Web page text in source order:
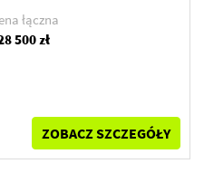
łączna
500 zł
ZOBACZ SZCZEGÓŁY